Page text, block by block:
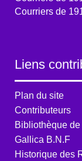
Courriers de
Liens
Plan du site
Contributeurs
Bibliothèque
Gallica B.N.F
Historique des